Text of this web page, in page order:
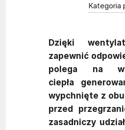
Kategoria
Dzięki
zapewnić
polega na
ciepła
wypchnięte z
przed
zasadniczy